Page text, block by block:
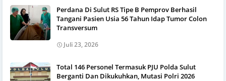
Perdana Di Sulut RS Tipe B Pemprov Berhasil
Tangani Pasien Usia 56 Tahun Idap Tumor Colon
Transversum
Juli 23, 2026
Total 146 Personel Termasuk PJU Polda Sulut
Berganti Dan Dikukuhkan, Mutasi Polri 2026